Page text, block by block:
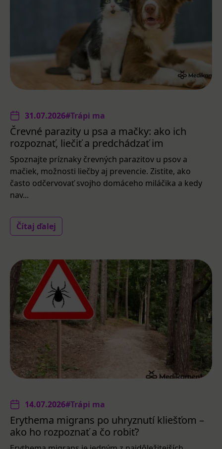
31.07.2026#Trápi ma
Črevné parazity u psa a mačky: ako ich
rozpoznať, liečiť a predchádzať im
Spoznajte príznaky črevných parazitov u psov a
mačiek, možnosti liečby aj prevencie. Zistite, ako
často odčervovať svojho domáceho miláčika a kedy
nav...
Čítaj ďalej
14.07.2026#Trápi ma
Erythema migrans po uhryznutí kliešťom –
ako ho rozpoznať a čo robiť?